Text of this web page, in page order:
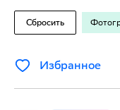
Сбросить
Избранное